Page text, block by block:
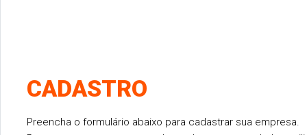
CADASTRO
Preencha o formulário abaixo para cadastrar sua empresa.